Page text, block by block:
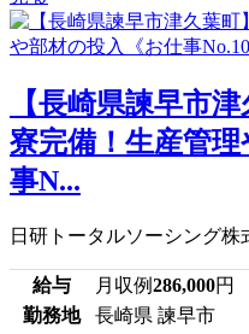
【長崎県諫早市
寮完備！生産管
事N...
日研トータルソーシング株
給与 月収例286,000円
勤務地
長崎県 諫早市